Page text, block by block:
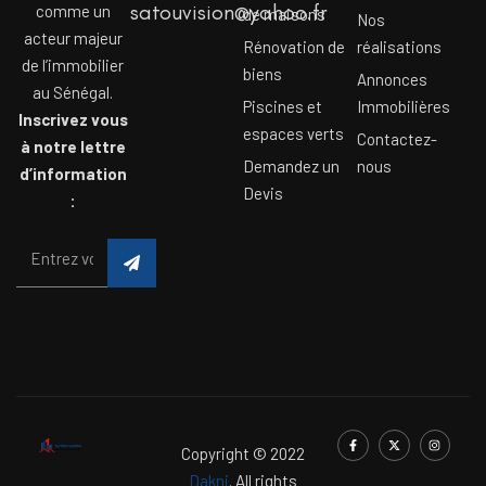
comme un
acteur majeur
de l’immobilier
au Sénégal.
Inscrivez vous
à notre lettre
d’information
:
satouvision@yahoo.fr
de maisons
Rénovation de
biens
Piscines et
espaces verts
Demandez un
Devis
Nos
réalisations
Annonces
Immobilières
Contactez-
nous
Copyright © 2022
Dakni. All rights